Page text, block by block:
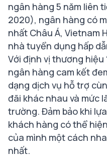
ngân hàng 5 năm liên
2020), ngân hàng có
nhất Châu Á, Vietnam
nhà tuyển dụng hấp
Với định vị thương hiệu
ngân hàng cam kết
dạng dịch vụ hỗ trợ
đãi khác nhau và mức
trường. Đảm bảo khi
khách hàng có thể
của mình một cách
nhất.